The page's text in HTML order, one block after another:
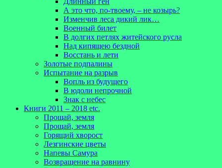
А это что, по-твоему, – не козырь?
Изменчив леса дикий лик…
Военный билет
В долгих петлях житейского русла
Над кипящею бездной
Восстань и лети
Золотые подпалины
Испытание на разрыв
Вопль из будущего
В юдоли непрочной
Знак с небес
Книги 2011 – 2018 etc.
Прощай, земля
Прощай, земля
Горящий хворост
Лезгинские цветы
Напевы Самура
Возвращение на равнину